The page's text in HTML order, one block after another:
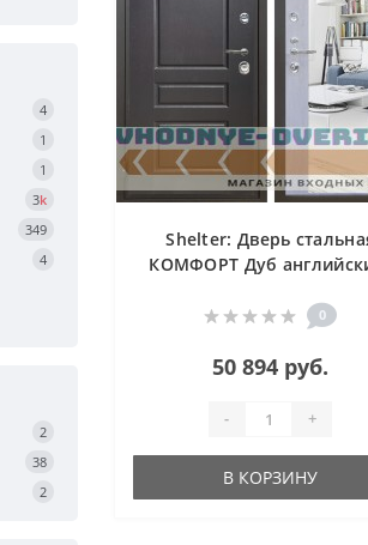
4
1
1
3k
349
4
2
38
2
Shelter: Дверь
КОМФОРТ Дуб
0
50 894 руб.
- +
В КОРЗИНУ